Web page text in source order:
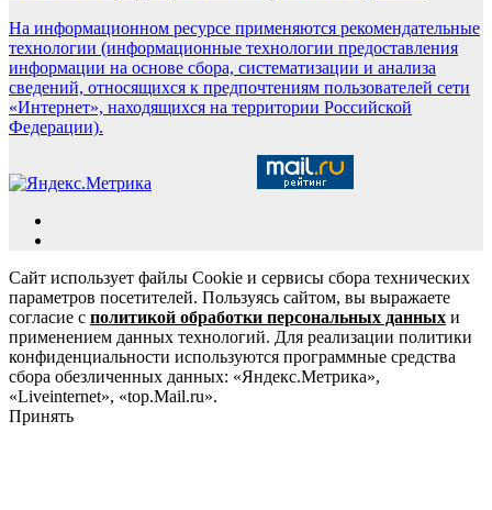
На информационном ресурсе применяются рекомендательные
технологии (информационные технологии предоставления
информации на основе сбора, систематизации и анализа
сведений, относящихся к предпочтениям пользователей сети
«Интернет», находящихся на территории Российской
Федерации).
Сайт использует файлы Cookie и сервисы сбора технических
параметров посетителей. Пользуясь сайтом, вы выражаете
согласие с политикой обработки персональных данных и
применением данных технологий. Для реализации политики
конфиденциальности используются программные средства
сбора обезличенных данных: «Яндекс.Метрика»,
«Liveinternet», «top.Mail.ru».
Принять